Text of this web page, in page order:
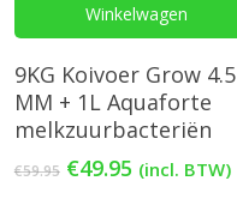
Winkelwagen
9KG Koivoer Grow 4.5
MM + 1L Aquaforte
melkzuurbacteriën
€59.95 Oorspronkelijke
€49.95Huidige
(incl. BTW)